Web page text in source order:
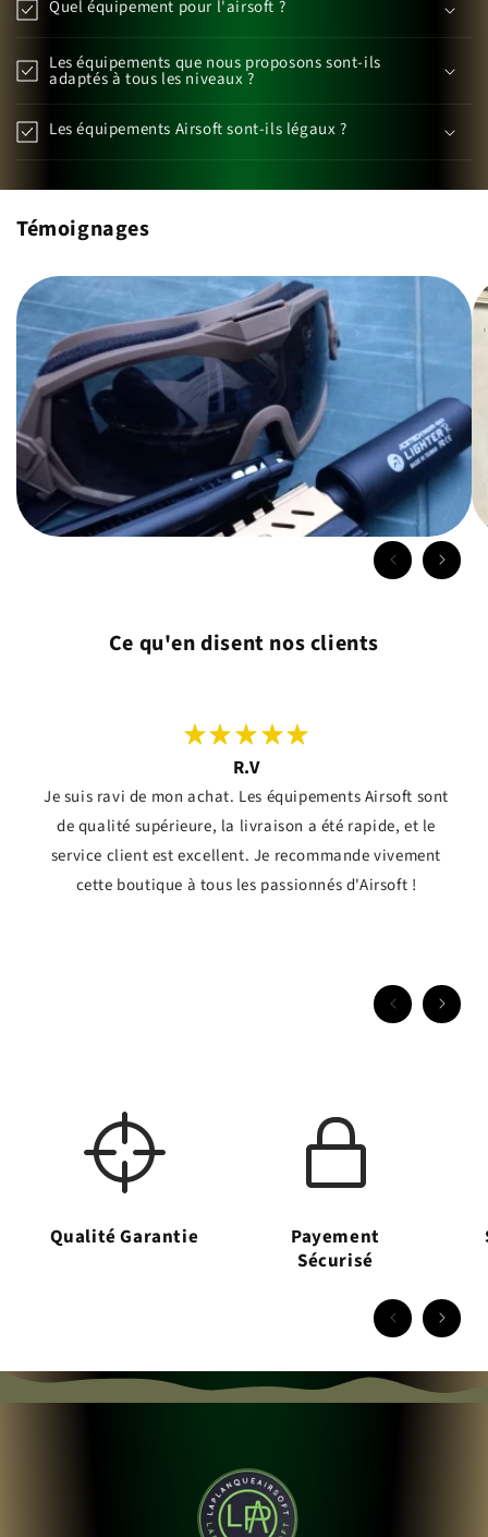
Quel équipement pour l'airsoft ?
Les équipements que nous proposons sont-ils
adaptés à tous les niveaux ?
Les équipements Airsoft sont-ils légaux ?
Témoignages
Ce qu'en disent nos clients
R.V
Je suis ravi de mon achat. Les équipements Airsoft sont
de qualité supérieure, la livraison a été rapide, et le
service client est excellent. Je recommande vivement
cette boutique à tous les passionnés d'Airsoft !
Qualité Garantie
Payement
Sécurisé